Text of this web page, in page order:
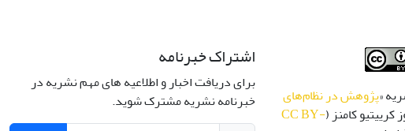
«پژوهش در نظام‌های
کامنز (CC BY-
اشتراک خبرنامه
برای دریافت اخبار و اطلاعیه های مهم نشریه در
خبرنامه نشریه مشترک شوید.